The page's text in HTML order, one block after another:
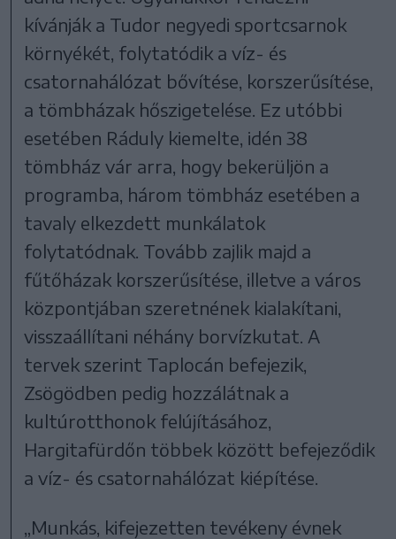
kívánják a Tudor negyedi sportcsarnok
környékét, folytatódik a víz- és
csatornahálózat bővítése, korszerűsítése,
a tömbházak hőszigetelése. Ez utóbbi
esetében Ráduly kiemelte, idén 38
tömbház vár arra, hogy bekerüljön a
programba, három tömbház esetében a
tavaly elkezdett munkálatok
folytatódnak. Tovább zajlik majd a
fűtőházak korszerűsítése, illetve a város
központjában szeretnének kialakítani,
visszaállítani néhány borvízkutat. A
tervek szerint Taplocán befejezik,
Zsögödben pedig hozzálátnak a
kultúrotthonok felújításához,
Hargitafürdőn többek között befejeződik
a víz- és csatornahálózat kiépítése.
„Munkás, kifejezetten tevékeny évnek